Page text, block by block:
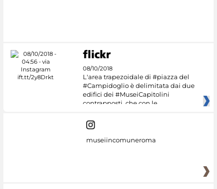
08/10/2018
L'area trapezoidale di #piazza del
#Campidoglio è delimitata dai due
edifici dei #MuseiCapitolini
contrapposti, che con le
museiincomuneroma